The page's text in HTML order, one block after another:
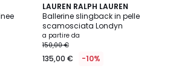
LAUREN RALPH LAUREN
Ballerine slingback in pelle
scamosciata Londyn
a partire da
150,00 €
135,00 € -10%
5
/
5
2
Colori